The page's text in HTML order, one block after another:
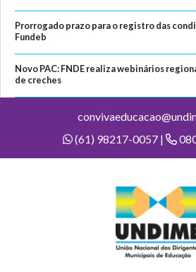
Prorrogado prazo para o registro das
Fundeb
Novo PAC: FNDE realiza webinários
de creches
(61) 98217-0057 |